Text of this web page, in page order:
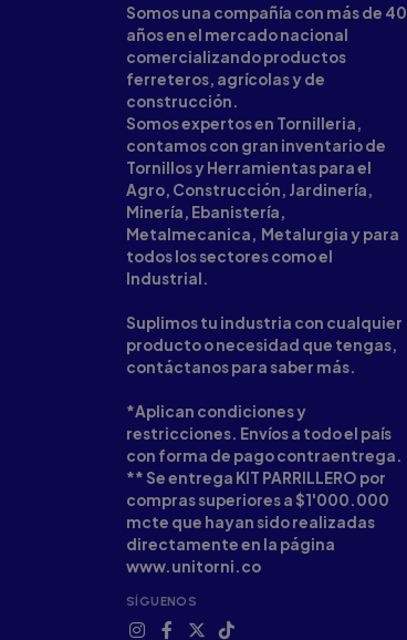
Somos una compañía con más de 40
años en el mercado nacional
comercializando productos
ferreteros, agrícolas y de
construcción.
Somos expertos en Tornilleria,
contamos con gran inventario de
Tornillos y Herramientas para el
Agro, Construcción, Jardinería,
Minería, Ebanistería,
Metalmecanica, Metalurgia y para
todos los sectores como el
Industrial.
Suplimos tu industria con cualquier
producto o necesidad que tengas,
contáctanos para saber más.
*Aplican condiciones y
restricciones. Envíos a todo el país
con forma de pago contraentrega.
** Se entrega KIT PARRILLERO por
compras superiores a $1'000.000
mcte que hayan sido realizadas
directamente en la página
www.unitorni.co
SÍGUENOS